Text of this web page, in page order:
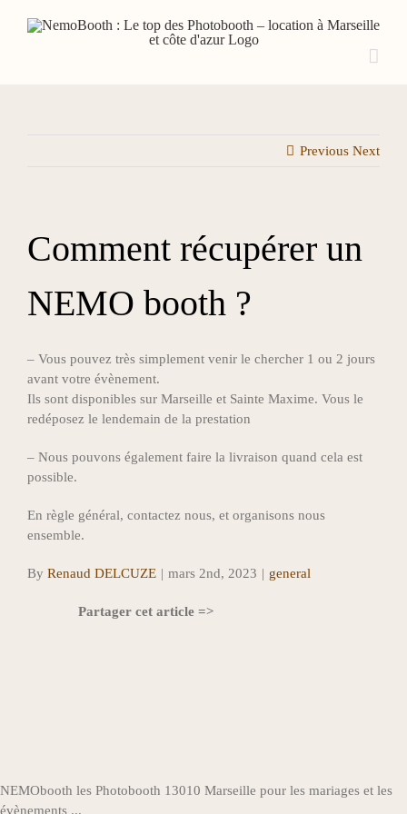
for:
Previous Next
Comment récupérer un
NEMO booth ?
– Vous pouvez très simplement venir le chercher 1 ou 2 jours
avant votre évènement.
Ils sont disponibles sur Marseille et Sainte Maxime. Vous le
redéposez le lendemain de la prestation
– Nous pouvons également faire la livraison quand cela est
possible.
En règle général, contactez nous, et organisons nous
ensemble.
By Renaud DELCUZE | mars 2nd, 2023 | general
‎ ‎ ‎ ‎ ‎ ‎‎ ‎ ‎ ‎ ‎ ‎ ‎ ‎ ‎ Partager cet article =>
NEMObooth les Photobooth 13010 Marseille pour les mariages et les
évènements ...